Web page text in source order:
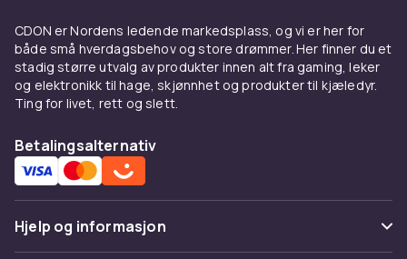
CDON er Nordens ledende markedsplass, og vi er her for
både små hverdagsbehov og store drømmer. Her finner du et
stadig større utvalg av produkter innen alt fra gaming, leker
og elektronikk til hage, skjønnhet og produkter til kjæledyr.
Ting for livet, rett og slett.
Betalingsalternativ
Hjelp og informasjon